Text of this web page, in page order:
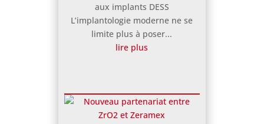
aux implants DESS
L’implantologie moderne ne se
limite plus à poser...
lire plus